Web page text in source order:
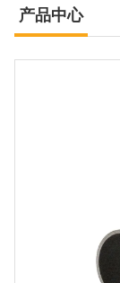
产品中心